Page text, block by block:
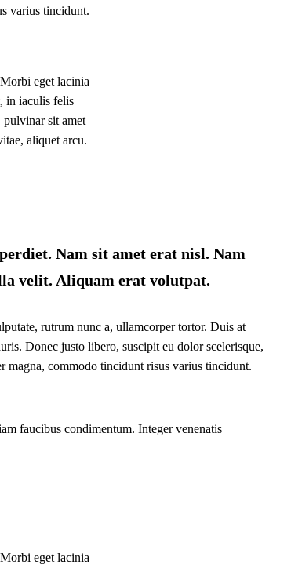
varius tincidunt.
eget lacinia
in iaculis felis
sit amet
aliquet arcu.
Nam sit amet erat nisl. Nam
velit. Aliquam erat volutpat.
rutrum nunc a, ullamcorper tortor. Duis at
Donec justo libero, suscipit eu dolor scelerisque,
magna, commodo tincidunt risus varius tincidunt.
faucibus condimentum. Integer venenatis
eget lacinia